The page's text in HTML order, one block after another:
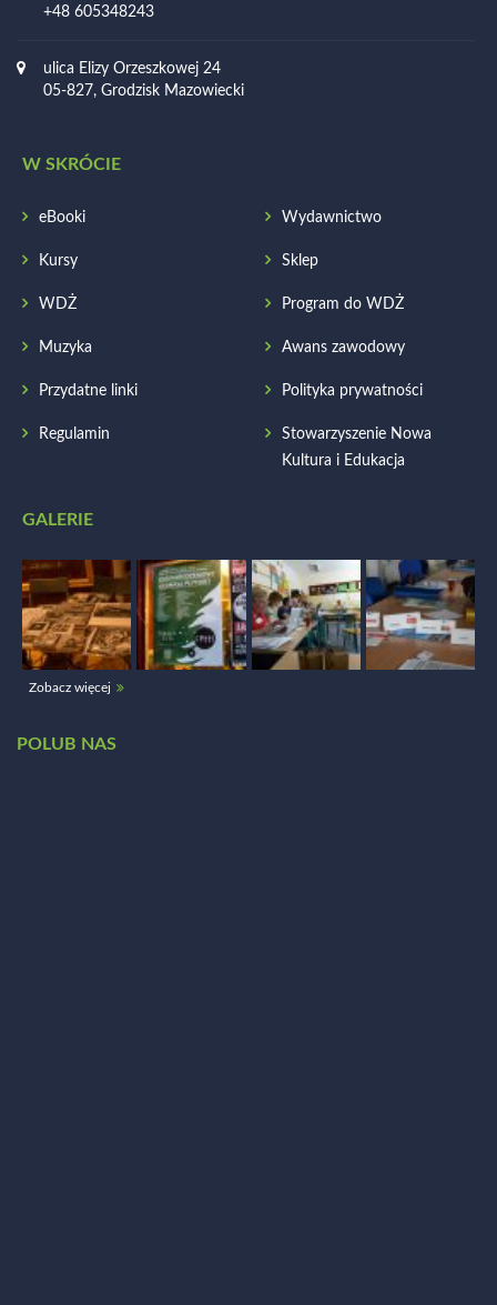
+48 605348243
ulica Elizy Orzeszkowej 24
05-827, Grodzisk Mazowiecki
W SKRÓCIE
eBooki Wydawnictwo
Kursy Sklep
WDŻ Program do WDŻ
Muzyka Awans zawodowy
Przydatne linki Polityka prywatności
Regulamin
Stowarzyszenie Nowa
Kultura i Edukacja
GALERIE
Zobacz więcej
POLUB NAS